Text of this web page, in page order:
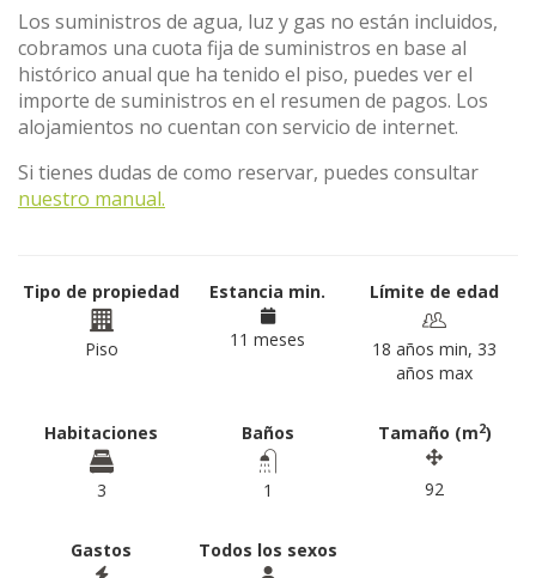
Los suministros de agua, luz y gas no están incluidos,
cobramos una cuota fija de suministros en base al
histórico anual que ha tenido el piso, puedes ver el
importe de suministros en el resumen de pagos. Los
alojamientos no cuentan con servicio de internet.
Si tienes dudas de como reservar, puedes consultar
nuestro manual.
Tipo de propiedad
Piso
Estancia min.
11 meses
Límite de edad
18 años min, 33
años max
Habitaciones
3
Baños
1
Tamaño (m2)
92
Gastos Todos los sexos